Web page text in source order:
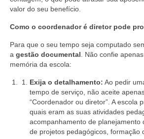
valor do seu benefício.
Como o coordenador é diretor pode
Para que o seu tempo seja computado
a gestão documental . Não confie
memória da escola:
Exija o detalhamento: Ao pedir
tempo de serviço, não aceite
“Coordenador ou diretor”. A escola
quais eram as suas atividades
acompanhamento de planejamento
de projetos pedagógicos, formação